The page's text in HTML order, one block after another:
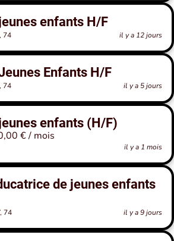
enfants H/F
74 il y a 12 jours
Enfants H/F
74 il y a 5 jours
enfants (H/F)
€ / mois
il y a 1 mois
de jeunes enfants
74 il y a 9 jours